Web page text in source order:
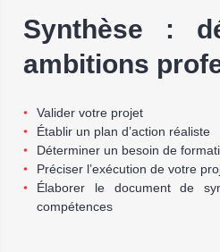
Synthèse :
ambitions
Valider votre projet
Établir un plan d’action réaliste
Déterminer un besoin de
Préciser l’exécution de votre
Élaborer le document de
compétences